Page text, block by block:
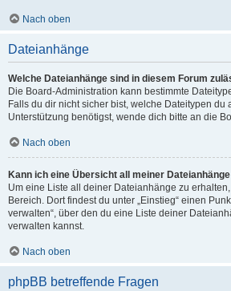
Nach oben
Dateianhänge
Welche Dateianhänge sind in diesem Forum
Die Board-Administration kann bestimmte
Falls du dir nicht sicher bist, welche Dateitypen du
Unterstützung benötigst, wende dich bitte an die
Nach oben
Kann ich eine Übersicht all meiner
Um eine Liste all deiner Dateianhänge zu
Bereich. Dort findest du unter „Einstieg“ einen
verwalten“, über den du eine Liste deiner
verwalten kannst.
Nach oben
phpBB betreffende Fragen